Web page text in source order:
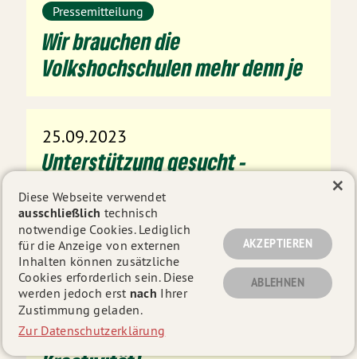
Pressemitteilung
Wir brauchen die
Volkshochschulen mehr denn je
25.09.2023
Unterstützung gesucht -
Ausschreibung
Regionalmitarbeiter*in
20.09.2023
Pressemitteilung
Transformation geht nicht ohne
Diese Webseite verwendet
ausschließlich technisch
notwendige Cookies. Lediglich
für die Anzeige von externen
Inhalten können zusätzliche
Cookies erforderlich sein. Diese
werden jedoch erst nach Ihrer
Zustimmung geladen.
Zur Datenschutzerklärung
AKZEPTIEREN
ABLEHNEN
×